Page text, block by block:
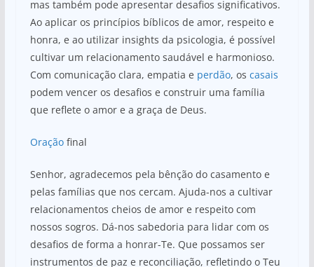
mas também pode apresentar desafios significativos.
Ao aplicar os princípios bíblicos de amor, respeito e
honra, e ao utilizar insights da psicologia, é possível
cultivar um relacionamento saudável e harmonioso.
Com comunicação clara, empatia e perdão, os casais
podem vencer os desafios e construir uma família
que reflete o amor e a graça de Deus.
Oraçãofinal
Senhor, agradecemos pela bênção do casamento e
pelas famílias que nos cercam. Ajuda-nos a cultivar
relacionamentos cheios de amor e respeito com
nossos sogros. Dá-nos sabedoria para lidar com os
desafios de forma a honrar-Te. Que possamos ser
instrumentos de paz e reconciliação, refletindo o Teu